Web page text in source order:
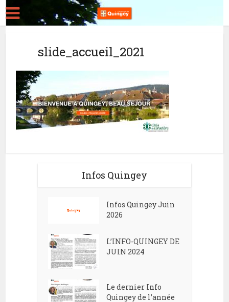
slide_accueil_2021
Infos Quingey
Infos Quingey Juin
2026
L’INFO-QUINGEY DE
JUIN 2024
Le dernier Info
Quingey de l’année